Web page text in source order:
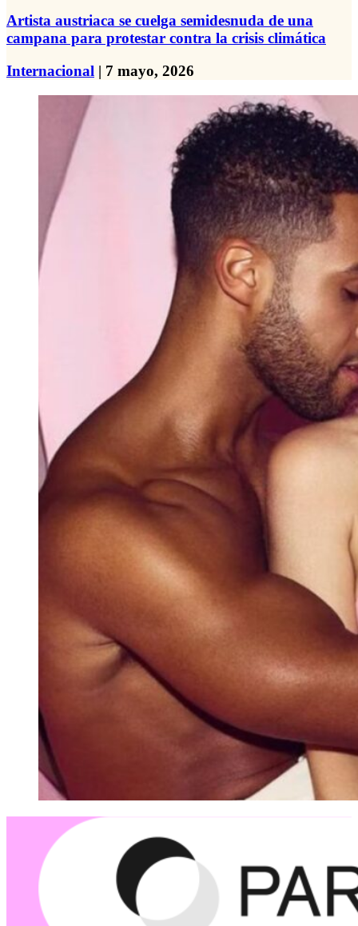
Artista austriaca se cuelga semidesnuda de una
campana para protestar contra la crisis climática
Internacional | 7 mayo, 2026